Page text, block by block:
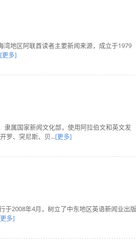
地区阿联酋读者主要新闻来源，成立于1979
[更多]
隶属国家新闻文化部，使用阿拉伯文和英文发
罗、突尼斯、贝...[更多]
于2008年4月，树立了中东地区英语新闻业出版
多]